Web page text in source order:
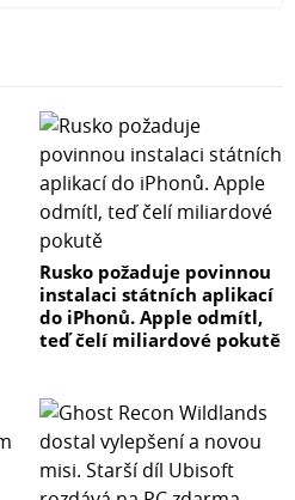
Rusko požaduje povinnou
instalaci státních aplikací
do iPhonů. Apple odmítl,
teď čelí miliardové pokutě